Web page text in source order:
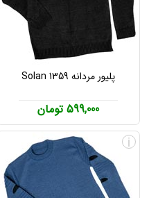
پلیور مردانه Solan 1359
599,000 تومان
i